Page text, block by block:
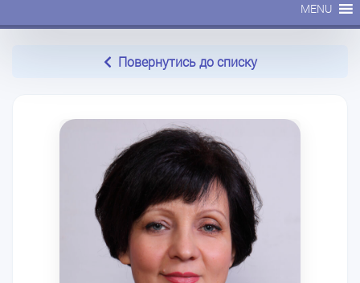
MENU
Повернутись до списку